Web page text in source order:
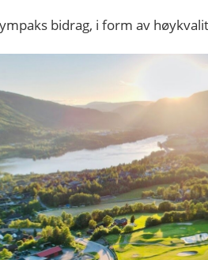
bidrag, i form av